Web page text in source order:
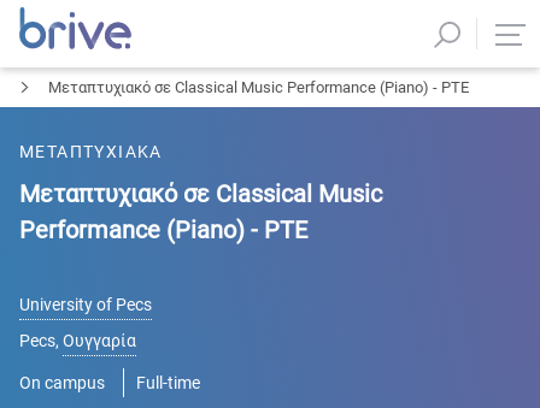
Μεταπτυχιακό σε Classical Music Performance (Piano) - PTE
ΜΕΤΑΠΤΥΧΙΑΚΑ
Μεταπτυχιακό σε Classical Music
Performance (Piano) - PTE
University of Pecs
Pecs, Ουγγαρία
On campus Full-time